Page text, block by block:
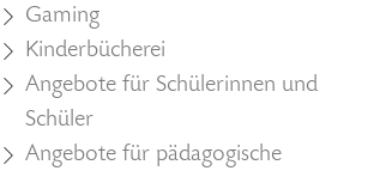
Gaming
Kinderbücherei
Angebote für Schülerinnen und
Schüler
Angebote für pädagogische